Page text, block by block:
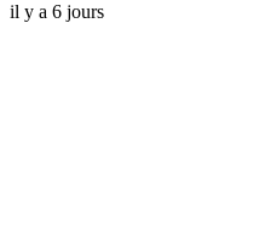
il y a 6 jours